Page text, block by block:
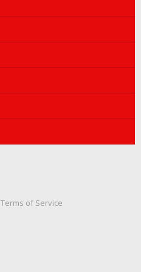
Terms of Service